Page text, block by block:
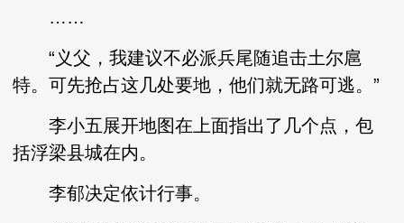
……
“义父，我建议不必派兵尾随追击土尔扈
特。可先抢占这几处要地，他们就无路可逃。”
李小五展开地图在上面指出了几个点，包
括浮梁县城在内。
李郁决定依计行事。